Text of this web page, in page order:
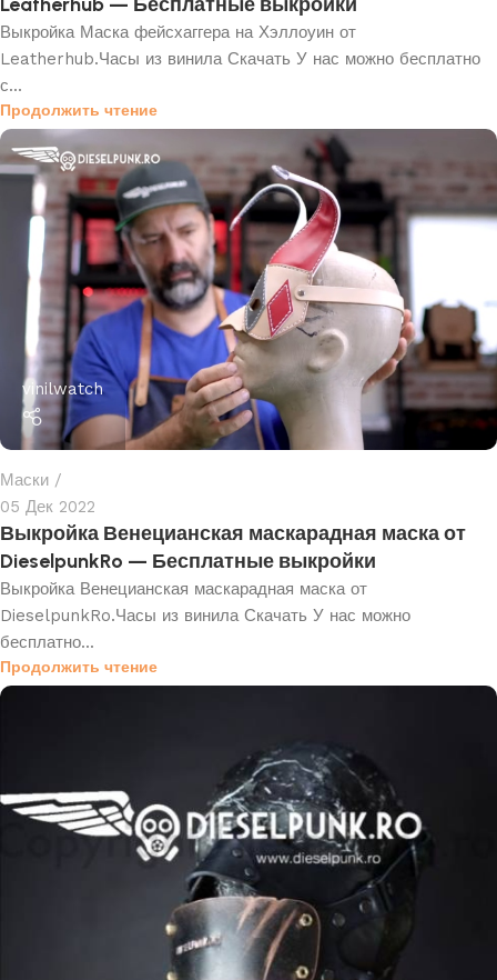
Выкройка Маска фейсхаггера на Хэллоуин от
Leatherhub.Часы из винила Скачать У нас можно бесплатно
с...
Продолжить чтение
vinilwatch
Маски
05 Дек 2022
Выкройка Венецианская маскарадная маска от
DieselpunkRo — Бесплатные выкройки
Выкройка Венецианская маскарадная маска от
DieselpunkRo.Часы из винила Скачать У нас можно
бесплатно...
Продолжить чтение